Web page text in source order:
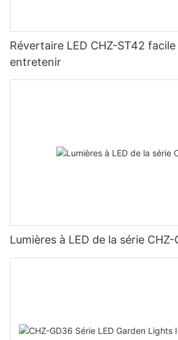
Révertaire LED CHZ-ST42
entretenir
Lumières à LED de la série CHZ-